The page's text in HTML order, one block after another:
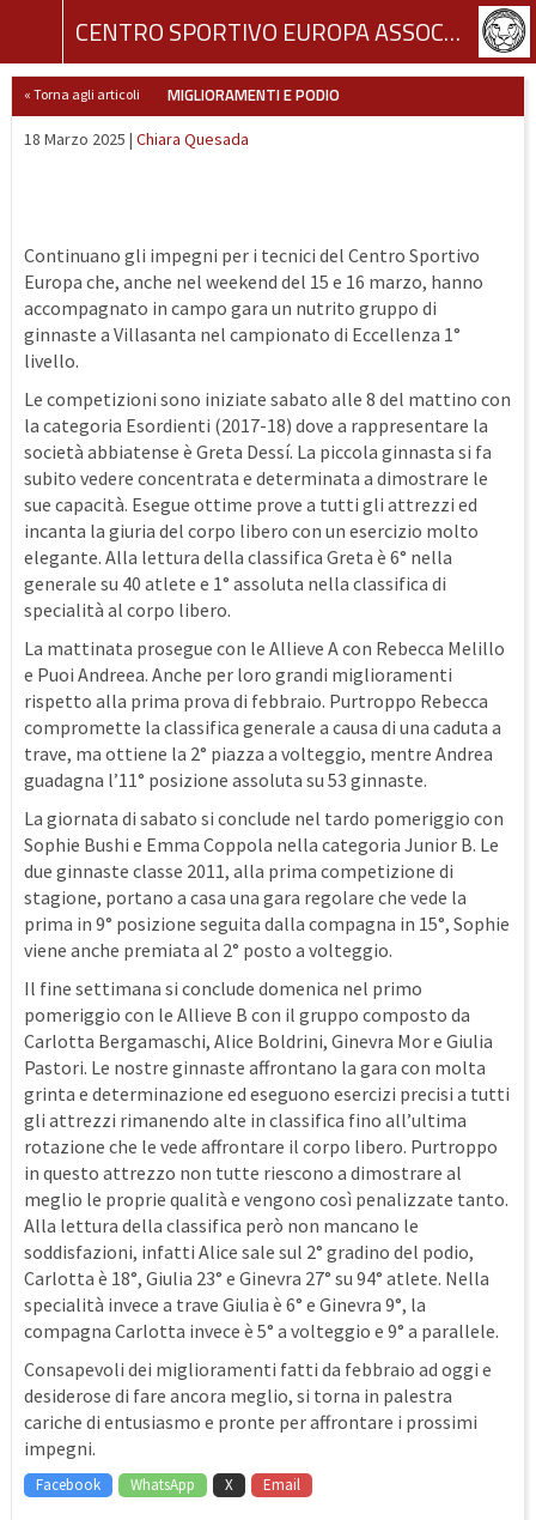
CENTRO SPORTIVO EUROPA ASSOCIAZIONE SPORTIVA DILETTANTISTICA
« Torna agli articoli MIGLIORAMENTI E PODIO
18 Marzo 2025 | Chiara Quesada
Continuano gli impegni per i tecnici del Centro Sportivo
Europa che, anche nel weekend del 15 e 16 marzo, hanno
accompagnato in campo gara un nutrito gruppo di
ginnaste a Villasanta nel campionato di Eccellenza 1°
livello.
Le competizioni sono iniziate sabato alle 8 del mattino con
la categoria Esordienti (2017-18) dove a rappresentare la
società abbiatense è Greta Dessí. La piccola ginnasta si fa
subito vedere concentrata e determinata a dimostrare le
sue capacità. Esegue ottime prove a tutti gli attrezzi ed
incanta la giuria del corpo libero con un esercizio molto
elegante. Alla lettura della classifica Greta è 6° nella
generale su 40 atlete e 1° assoluta nella classifica di
specialità al corpo libero.
La mattinata prosegue con le Allieve A con Rebecca Melillo
e Puoi Andreea. Anche per loro grandi miglioramenti
rispetto alla prima prova di febbraio. Purtroppo Rebecca
compromette la classifica generale a causa di una caduta a
trave, ma ottiene la 2° piazza a volteggio, mentre Andrea
guadagna l’11° posizione assoluta su 53 ginnaste.
La giornata di sabato si conclude nel tardo pomeriggio con
Sophie Bushi e Emma Coppola nella categoria Junior B. Le
due ginnaste classe 2011, alla prima competizione di
stagione, portano a casa una gara regolare che vede la
prima in 9° posizione seguita dalla compagna in 15°, Sophie
viene anche premiata al 2° posto a volteggio.
Il fine settimana si conclude domenica nel primo
pomeriggio con le Allieve B con il gruppo composto da
Carlotta Bergamaschi, Alice Boldrini, Ginevra Mor e Giulia
Pastori. Le nostre ginnaste affrontano la gara con molta
grinta e determinazione ed eseguono esercizi precisi a tutti
gli attrezzi rimanendo alte in classifica fino all’ultima
rotazione che le vede affrontare il corpo libero. Purtroppo
in questo attrezzo non tutte riescono a dimostrare al
meglio le proprie qualità e vengono così penalizzate tanto.
Alla lettura della classifica però non mancano le
soddisfazioni, infatti Alice sale sul 2° gradino del podio,
Carlotta è 18°, Giulia 23° e Ginevra 27° su 94° atlete. Nella
specialità invece a trave Giulia è 6° e Ginevra 9°, la
compagna Carlotta invece è 5° a volteggio e 9° a parallele.
Consapevoli dei miglioramenti fatti da febbraio ad oggi e
desiderose di fare ancora meglio, si torna in palestra
cariche di entusiasmo e pronte per affrontare i prossimi
impegni.
Facebook WhatsApp X Email